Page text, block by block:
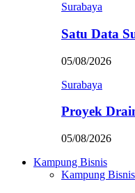
Surabaya
Satu Data
05/08/2026
Surabaya
Proyek
05/08/2026
Kampung Bisnis
Kampung Bisnis